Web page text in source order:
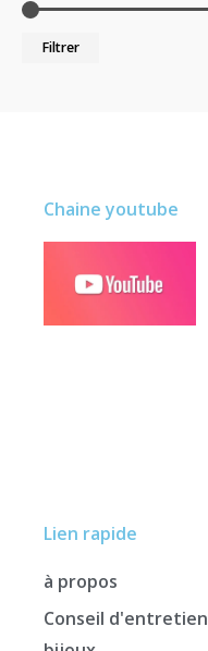
Filtrer
Lien rapide
à propos
Conseil d'entretien
Chaine youtube